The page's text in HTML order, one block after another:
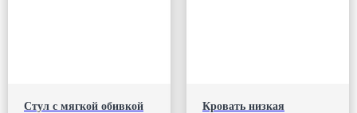
Стул с мягкой обивкой Кровать низкая